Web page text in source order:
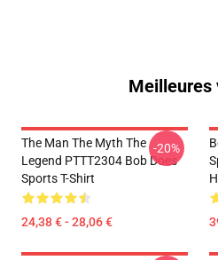
Meilleures
The Man The Myth The
Legend PTTT2304 Bob Does
Sports T-Shirt
24,38 € - 28,06 €
-20%